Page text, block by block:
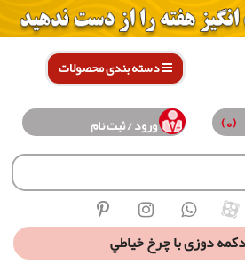
دسته بندی محصولات
ورود / ثبت نام
دوزی با چرخ خياطي